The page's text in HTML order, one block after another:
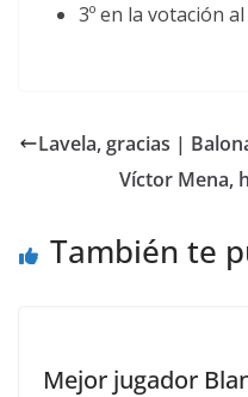
3º en la votación
Lavela, gracias |
Víctor Mena,
También te
Mejor jugador